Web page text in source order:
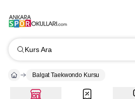
Kurs Ara
Balgat Taekwondo Kursu